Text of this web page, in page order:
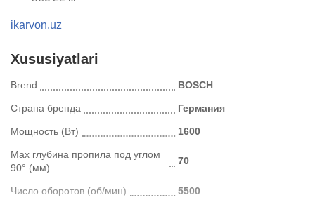
ikarvon.uz
Xususiyatlari
Brend BOSCH
Страна бренда Германия
Мощность (Вт) 1600
Мах глубина пропила под углом
90° (мм)
70
Число оборотов (об/мин) 5500